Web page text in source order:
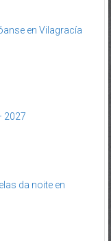
en Vilagracía
2027
da noite en